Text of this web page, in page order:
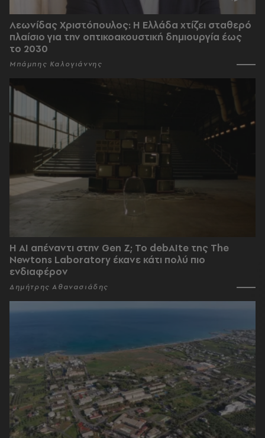
Λεωνίδας Χριστόπουλος: Η Ελλάδα χτίζει σταθερό
πλαίσιο για την οπτικοακουστική δημιουργία έως
το 2030
Μπάμπης Καλογιάννης
Η AI απέναντι στην Gen Z; Το debAIte της The
Newtons Laboratory έκανε κάτι πολύ πιο
ενδιαφέρον
Δημήτρης Αθανασιάδης